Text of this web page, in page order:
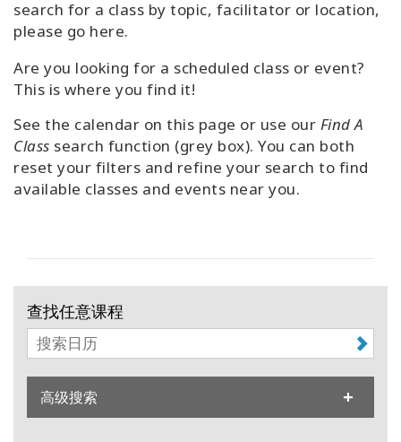
帐
户
关
于
Access
Bars
Regions
程
查
找
导
师
Shop
search for a class by topic, facilitator or location,
please go here.
Are you looking for a scheduled class or event?
This is where you find it!
See the calendar on this page or use our Find A
Class search function (grey box). You can both
reset your filters and refine your search to find
available classes and events near you.
查找任意课程
高级搜索